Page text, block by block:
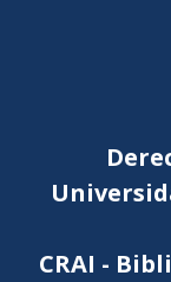
CRAI -